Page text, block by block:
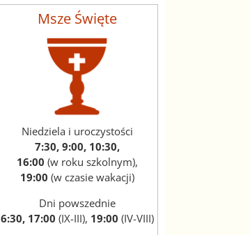
Msze Święte
Niedziela i uroczystości
7:30, 9:00, 10:30,
16:00 (w roku szkolnym),
19:00 (w czasie wakacji)
Dni powszednie
6:30, 17:00 (IX-III), 19:00 (IV-VIII)